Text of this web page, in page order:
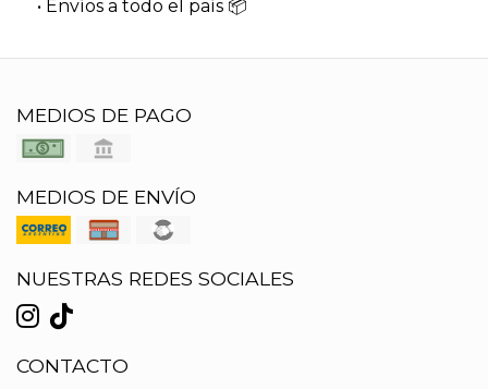
• Envíos a todo el país 📦
MEDIOS DE PAGO
MEDIOS DE ENVÍO
NUESTRAS REDES SOCIALES
CONTACTO